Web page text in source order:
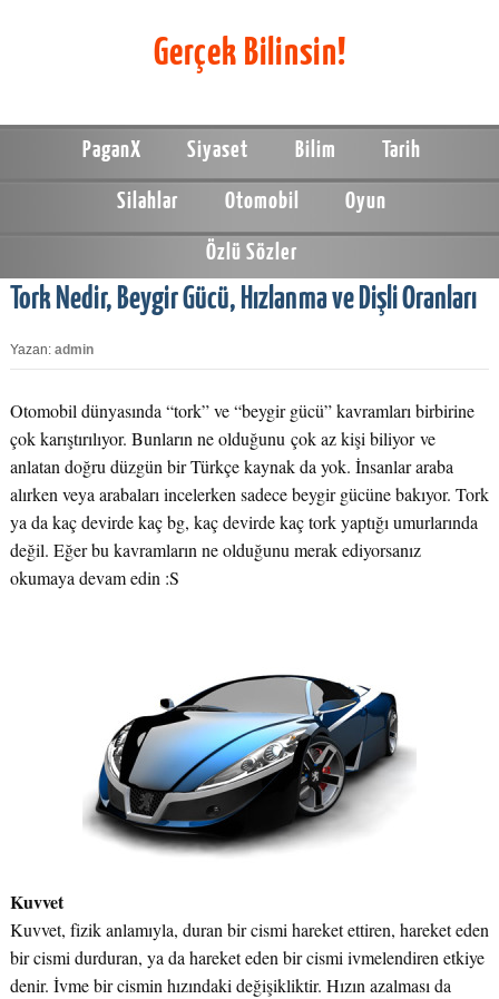
Gerçek Bilinsin!
PaganX Siyaset Bilim Tarih
Silahlar Otomobil Oyun
Özlü Sözler
Tork Nedir, Beygir Gücü, Hızlanma ve Dişli Oranları
Yazan: admin
Otomobil dünyasında “tork” ve “beygir gücü” kavramları birbirine
çok karıştırılıyor. Bunların ne olduğunu çok az kişi biliyor ve
anlatan doğru düzgün bir Türkçe kaynak da yok. İnsanlar araba
alırken veya arabaları incelerken sadece beygir gücüne bakıyor. Tork
ya da kaç devirde kaç bg, kaç devirde kaç tork yaptığı umurlarında
değil. Eğer bu kavramların ne olduğunu merak ediyorsanız
okumaya devam edin :S
Kuvvet
Kuvvet, fizik anlamıyla, duran bir cismi hareket ettiren, hareket eden
bir cismi durduran, ya da hareket eden bir cismi ivmelendiren etkiye
denir. İvme bir cismin hızındaki değişikliktir. Hızın azalması da